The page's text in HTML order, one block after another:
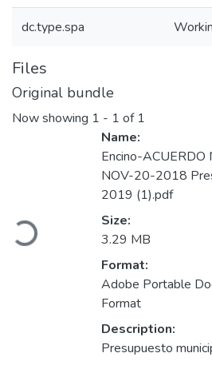
dc.type.spa
Files
Original bundle
Now showing 1 - 1 of 1
Loading...
Name:
Encino-ACUERDO
NOV-20-2018
2019 (1).pdf
Size:
3.29 MB
Format:
Adobe Portable
Format
Description:
Presupuesto